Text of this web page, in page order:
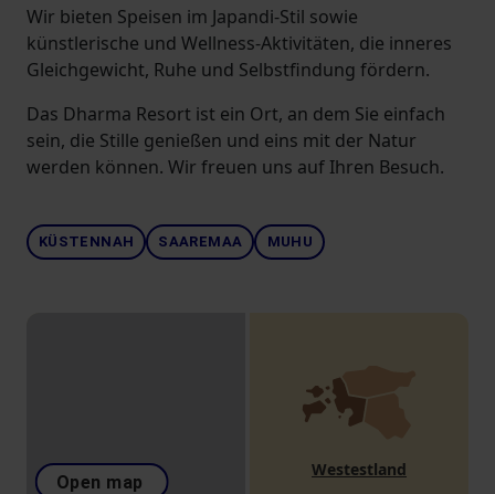
Wir bieten Speisen im Japandi-Stil sowie
künstlerische und Wellness-Aktivitäten, die inneres
Gleichgewicht, Ruhe und Selbstfindung fördern.
Das Dharma Resort ist ein Ort, an dem Sie einfach
sein, die Stille genießen und eins mit der Natur
werden können. Wir freuen uns auf Ihren Besuch.
KÜSTENNAH SAAREMAA MUHU
Open map
Westestland